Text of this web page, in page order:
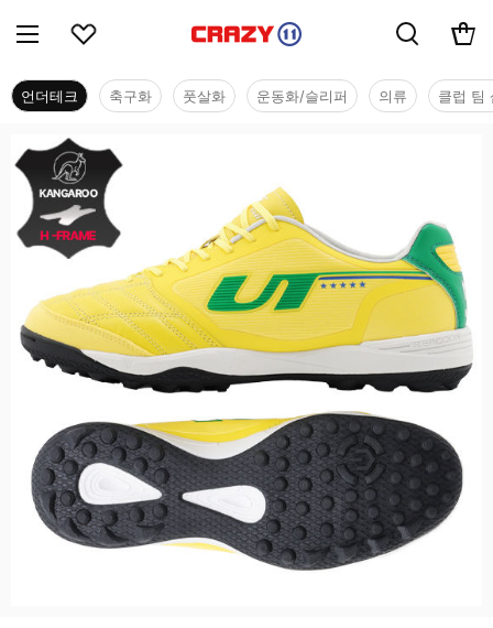
언더테크 축구화 풋살화 운동화/슬리퍼 의류 클럽 팀